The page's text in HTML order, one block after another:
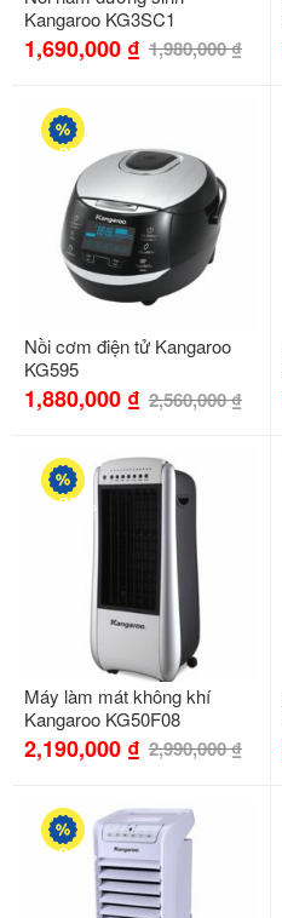
Kangaroo KG3SC1
1,690,000 ₫ 1,980,000₫
-27%
Nồi cơm điện tử Kangaroo
KG595
1,880,000 ₫ 2,560,000₫
-27%
Máy làm mát không khí
Kangaroo KG50F08
2,190,000 ₫ 2,990,000₫
-30%